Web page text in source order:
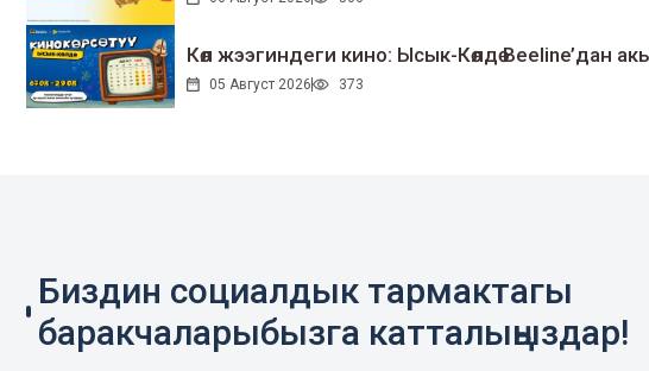
Көл жээгиндеги кино: Ысык-Көлдө Beeline’дан
05 Август 2026 373
Биздин социалдык тармактагы
баракчаларыбызга катталыңыздар!